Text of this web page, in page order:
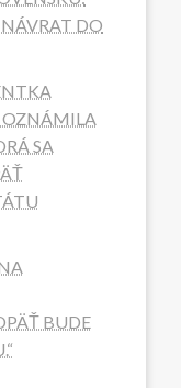
DO
OZNÁMILA
SA
BUDE